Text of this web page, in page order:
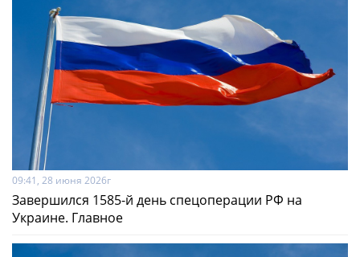
09:41, 28 июня 2026г
Завершился 1585-й день спецоперации РФ на
Украине. Главное